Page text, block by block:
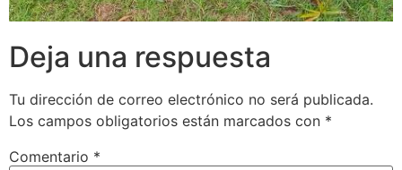
Deja una respuesta
Tu dirección de correo electrónico no será publicada.
Los campos obligatorios están marcados con *
Comentario *